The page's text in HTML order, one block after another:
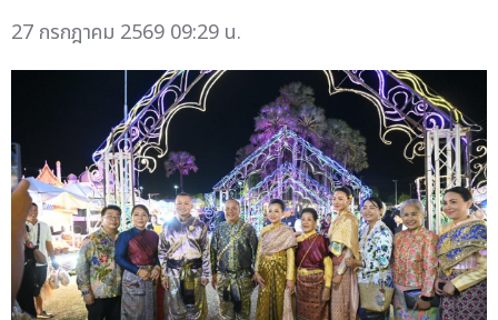
27 กรกฎาคม 2569 09:29 น.